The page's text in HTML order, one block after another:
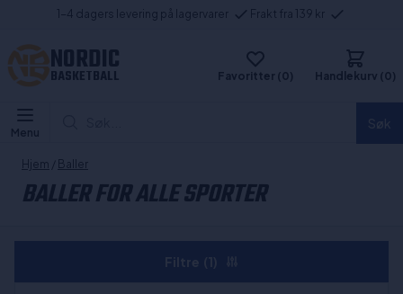
1-4 dagers levering på lagervarer Frakt fra 139 kr
NORDIC
BASKETBALL Favoritter (0) Handlekurv (0)
Menu
Hjem / Baller
BALLER FOR ALLE SPORTER